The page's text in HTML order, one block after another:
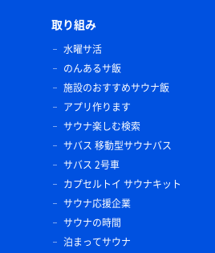
取り組み
水曜サ活
のんあるサ飯
施設のおすすめサウナ飯
アプリ作ります
サウナ楽しむ検索
サバス 移動型サウナバス
サバス 2号車
カプセルトイ サウナキット
サウナ応援企業
サウナの時間
泊まってサウナ